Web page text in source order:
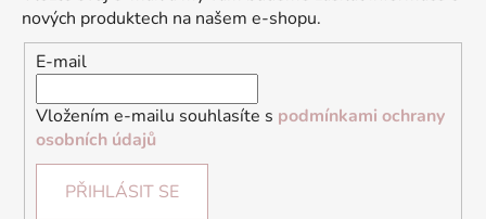
nových produktech na našem e-shopu.
E-mail
Vložením e-mailu souhlasíte s podmínkami ochrany
osobních údajů
PŘIHLÁSIT SE